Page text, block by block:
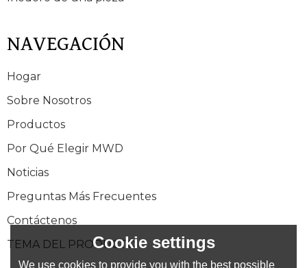
NAVEGACIÓN
Hogar
Sobre Nosotros
Productos
Por Qué Elegir MWD
Noticias
Preguntas Más Frecuentes
Contáctenos
TEMA DEL PRODUCTOCookie settings
We use cookies to provide you with the best possible